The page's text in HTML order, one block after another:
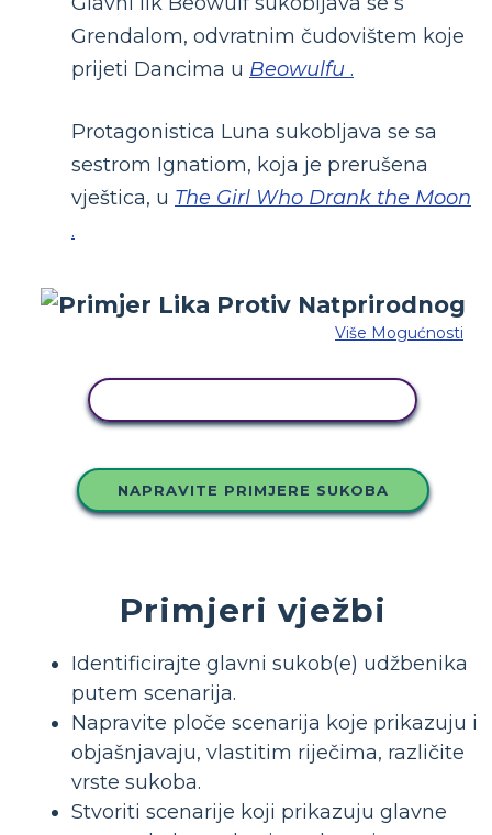
Grendalom, odvratnim čudovištem koje
prijeti Dancima u Beowulfu .
Protagonistica Luna sukobljava se sa
sestrom Ignatiom, koja je prerušena
vještica, u The Girl Who Drank the Moon
.
Više Mogućnosti
NAPRAVITE PRIMJERE SUKOBA
Primjeri vježbi
Identificirajte glavni sukob(e) udžbenika
putem scenarija.
Napravite ploče scenarija koje prikazuju i
objašnjavaju, vlastitim riječima, različite
vrste sukoba.
Stvoriti scenarije koji prikazuju glavne